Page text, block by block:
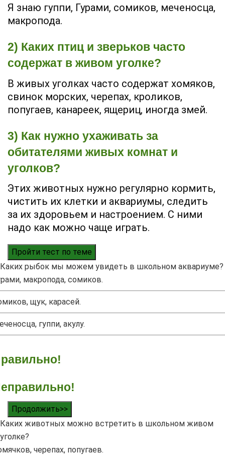
Я знаю гуппи, Гурами, сомиков, меченосца,
макропода.
2) Каких птиц и зверьков часто
содержат в живом уголке?
В живых уголках часто содержат хомяков,
свинок морских, черепах, кроликов,
попугаев, канареек, ящериц, иногда змей.
3) Как нужно ухаживать за
обитателями живых комнат и
уголков?
Этих животных нужно регулярно кормить,
чистить их клетки и аквариумы, следить
за их здоровьем и настроением. С ними
надо как можно чаще играть.
Пройти тест по теме
Каких рыбок мы можем увидеть в школьном аквариуме?
макропода, сомиков.
щук, карасей.
гуппи, акулу.
Продолжить>>
Каких животных можно встретить в школьном живом
уголке?
черепах, попугаев.